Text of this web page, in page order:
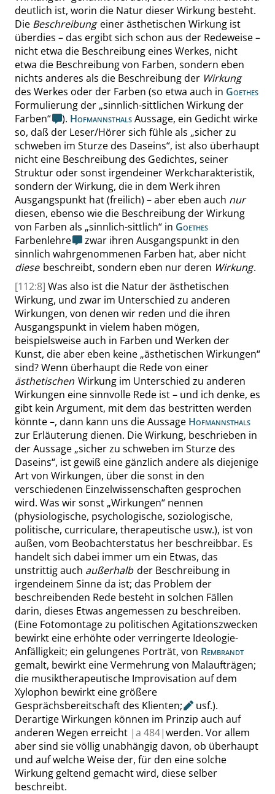
deutlich ist, worin die Natur dieser Wirkung besteht.
Die Beschreibungeiner ästhetischen Wirkung ist
überdies – das ergibt sich schon aus der Redeweise –
nicht etwa die Beschreibung eines Werkes, nicht
etwa die Beschreibung von Farben, sondern eben
nichts anderes als die Beschreibung der Wirkung
des Werkes oder der Farben (so etwa auch in Goethes
Formulierung der „sinnlich-sittlichen Wirkung der
Farben“ ). HofmannsthalsAussage, ein Gedicht wirke
so, daß der Leser/Hörer sich fühle als „sicher zu
schweben im Sturze des Daseins“, ist also überhaupt
nicht eine Beschreibung des Gedichtes, seiner
Struktur oder sonst irgendeiner Werkcharakteristik,
sondern der Wirkung, die in dem Werk ihren
Ausgangspunkt hat (freilich) – aber eben auch nur
diesen, ebenso wie die Beschreibung der Wirkung
von Farben als „sinnlich-sittlich“ in Goethes
Farbenlehre
zwar ihren Ausgangspunkt in den
sinnlich wahrgenommenen Farben hat, aber nicht
diese beschreibt, sondern eben nur deren Wirkung.
[112:8] Was also ist die Natur der ästhetischen
Wirkung, und zwar im Unterschied zu anderen
Wirkungen, von denen wir reden und die ihren
Ausgangspunkt in vielem haben mögen,
beispielsweise auch in Farben und Werken der
Kunst, die aber eben keine „ästhetischen Wirkungen“
sind? Wenn überhaupt die Rede von einer
ästhetischen Wirkung im Unterschied zu anderen
Wirkungen eine sinnvolle Rede ist – und ich denke, es
gibt kein Argument, mit dem das bestritten werden
könnte –, dann kann uns die Aussage Hofmannsthals
zur Erläuterung dienen. Die Wirkung, beschrieben in
der Aussage „sicher zu schweben im Sturze des
Daseins“, ist gewiß eine gänzlich andere als diejenige
Art von Wirkungen, über die sonst in den
verschiedenen Einzelwissenschaften gesprochen
wird. Was wir sonst „Wirkungen“ nennen
(physiologische, psychologische, soziologische,
politische, curriculare, therapeutische usw.), ist von
außen, vom Beobachterstatus her beschreibbar. Es
handelt sich dabei immer um ein Etwas, das
unstrittig auch außerhalb der Beschreibung in
irgendeinem Sinne da ist; das Problem der
beschreibenden Rede besteht in solchen Fällen
darin, dieses Etwas angemessen zu beschreiben.
(Eine Fotomontage zu politischen Agitationszwecken
bewirkt eine erhöhte oder verringerte Ideologie-
Anfälligkeit; ein gelungenes Porträt, von Rembrandt
gemalt, bewirkt eine Vermehrung von Malaufträgen;
die musiktherapeutische Improvisation auf dem
Xylophon bewirkt eine größere
Gesprächsbereitschaft des Klienten;
usf.).
Derartige Wirkungen können im Prinzip auch auf
anderen Wegen erreicht |a 484|werden. Vor allem
aber sind sie völlig unabhängig davon, ob überhaupt
und auf welche Weise der, für den eine solche
Wirkung geltend gemacht wird, diese selber
beschreibt.